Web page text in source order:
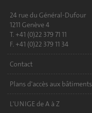
24 rue du Général-Dufour
1211 Genève 4
T. +41 (0)22 379 71 11
F. +41 (0)22 379 11 34
Contact
Plans d'accès aux bâtiments
L'UNIGE de A à Z